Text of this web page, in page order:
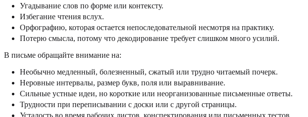
Угадывание слов по форме или контексту.
Избегание чтения вслух.
Орфографию, которая остается непоследовательной несмотря на практику.
Потерю смысла, потому что декодирование требует слишком много усилий.
В письме обращайте внимание на:
Необычно медленный, болезненный, сжатый или трудно читаемый почерк.
Неровные интервалы, размер букв, поля или выравнивание.
Сильные устные идеи, но короткие или неорганизованные письменные ответы.
Трудности при переписывании с доски или с другой страницы.
Усталость во время рабочих листов, конспектирования или письменных тестов.